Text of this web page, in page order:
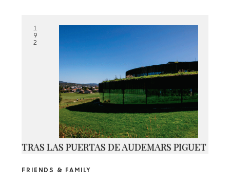
1
9
2
TRAS LAS PUERTAS DE AUDEMARS PIGUET
FRIENDS & FAMILY